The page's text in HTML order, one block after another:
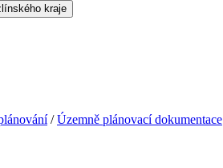
/Územně plánovací dokumentace